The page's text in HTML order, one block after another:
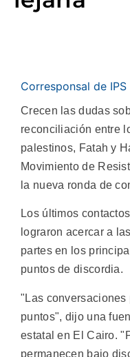
Corresponsal de IPS
Crecen las dudas
reconciliación entre
palestinos, Fatah y
Movimiento de
la nueva ronda de
Los últimos
lograron acercar a las
partes en los
puntos de discordia.
"Las
puntos", dijo una
estatal en El Cairo.
permanecen bajo